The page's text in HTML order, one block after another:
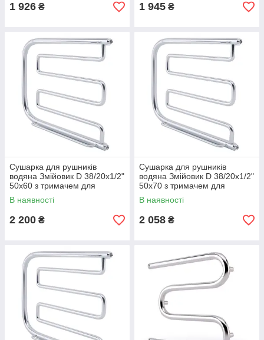
1 926 ₴ 1 945 ₴
Сушарка для рушників
водяна Змійовик D 38/20х1/2"
50х60 з тримачем для
рушника
В наявності
2 200 ₴
Сушарка для рушників
водяна Змійовик D 38/20х1/2"
50х70 з тримачем для
рушника
В наявності
2 058 ₴